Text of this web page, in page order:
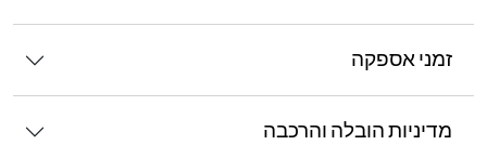
זמני אספקה
מדיניות הובלה והרכבה